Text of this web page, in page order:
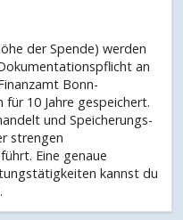
der Spende) werden
an
Bonn-
10 Jahre gespeichert.
und Speicherungs-
strengen
Eine genaue
kannst du